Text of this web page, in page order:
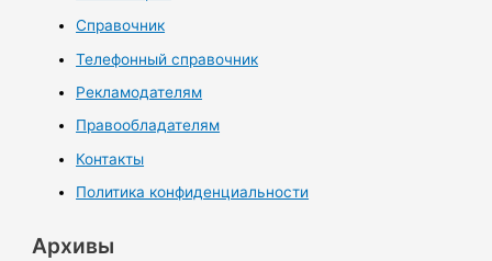
Справочник
Телефонный справочник
Рекламодателям
Правообладателям
Контакты
Политика конфиденциальности
Архивы